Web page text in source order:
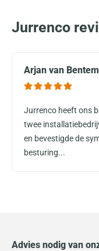
Jurrenco
Arjan van Bentem
Jurrenco heeft ons
twee
en bevestigde de
besturing...
Advies nodig van